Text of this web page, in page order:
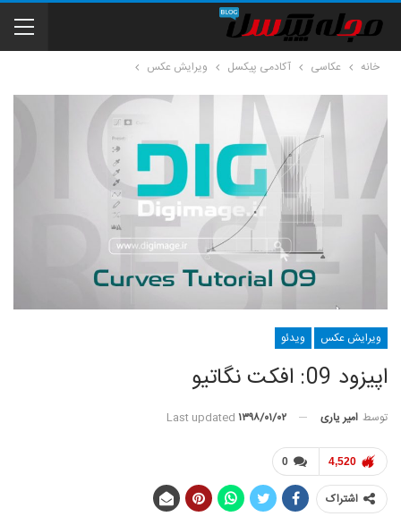
خانه عکاسی آکادمی پیکسل ویرایش عکس
ویرایش عکس ویدئو
اپیزود 09: افکت نگاتیو
توسط امیر یاری Last updated ۱۳۹۸/۰۱/۰۲
0 4,520
اشتراک